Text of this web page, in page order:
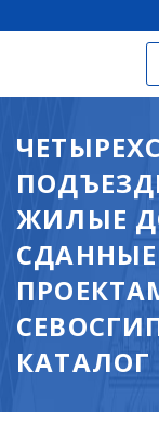
ЖИЛЫЕ
СДАННЫЕ
КАТАЛОГ